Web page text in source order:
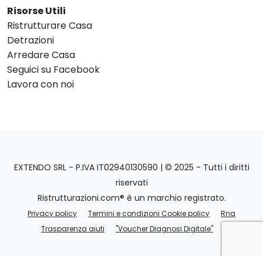
Risorse Utili
Ristrutturare Casa
Detrazioni
Arredare Casa
Seguici su Facebook
Lavora con noi
EXTENDO SRL - P.IVA IT02940130590 | © 2025 - Tutti i diritti
riservati
Ristrutturazioni.com® è un marchio registrato.
Privacy policy Termini e condizioni Cookie policy
Rna
Trasparenza aiuti
"Voucher Diagnosi Digitale"